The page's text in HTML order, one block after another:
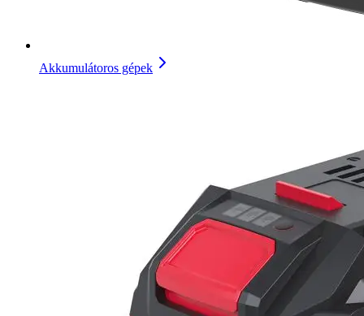
Akkumulátoros gépek